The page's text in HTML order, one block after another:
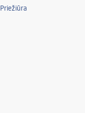
Priežiūra